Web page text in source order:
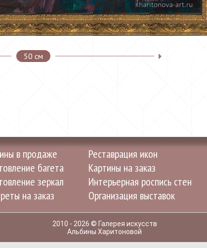
50 см
в продаже
багета
зеркал
на заказ
Реставрация икон
Картины на заказ
Интерьерная роспись стен
Организация выставок
2010 - 2026 © Галерея искусств
Альбины Харитоновой